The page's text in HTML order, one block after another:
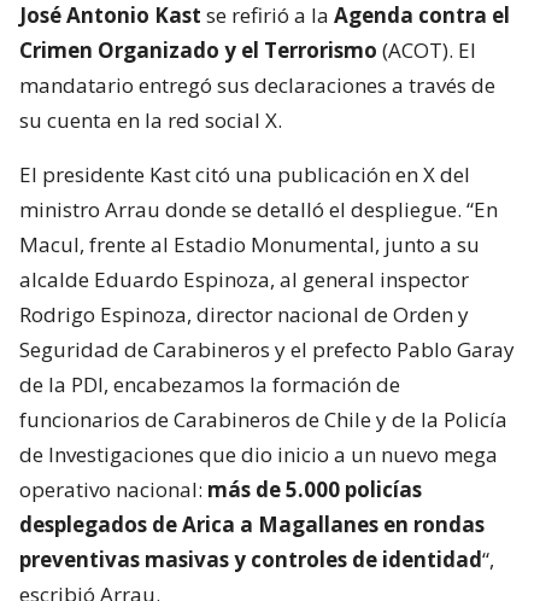
José Antonio Kast se refirió a la Agenda contra el
Crimen Organizado y el Terrorismo (ACOT). El
mandatario entregó sus declaraciones a través de
su cuenta en la red social X.
El presidente Kast citó una publicación en X del
ministro Arrau donde se detalló el despliegue. “En
Macul, frente al Estadio Monumental, junto a su
alcalde Eduardo Espinoza, al general inspector
Rodrigo Espinoza, director nacional de Orden y
Seguridad de Carabineros y el prefecto Pablo Garay
de la PDI, encabezamos la formación de
funcionarios de Carabineros de Chile y de la Policía
de Investigaciones que dio inicio a un nuevo mega
operativo nacional: más de 5.000 policías
desplegados de Arica a Magallanes en rondas
preventivas masivas y controles de identidad“,
escribió Arrau.